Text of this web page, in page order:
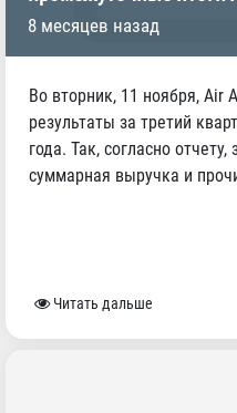
8 месяцев назад
Во вторник, 11 ноября, Air
результаты за третий
года. Так, согласно
суммарная выручка и
Читать дальше